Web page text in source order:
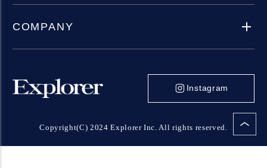
COMPANY
Instagram
Copyright(C) 2024 Explorer Inc. All rights reserved.